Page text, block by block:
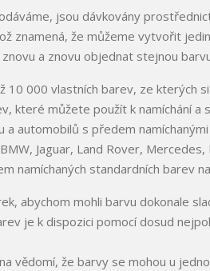
jsou dávkovány
znamená, že můžeme vytvořit
a znovu objednat stejnou
10 000 vlastních barev, ze kterých
které můžete použít k namíchání a
a automobilů s předem
Jaguar, Land Rover, Mercedes,
namíchaných standardních barev
abychom mohli barvu dokonale
je k dispozici pomocí dosud
vědomí, že barvy se mohou u